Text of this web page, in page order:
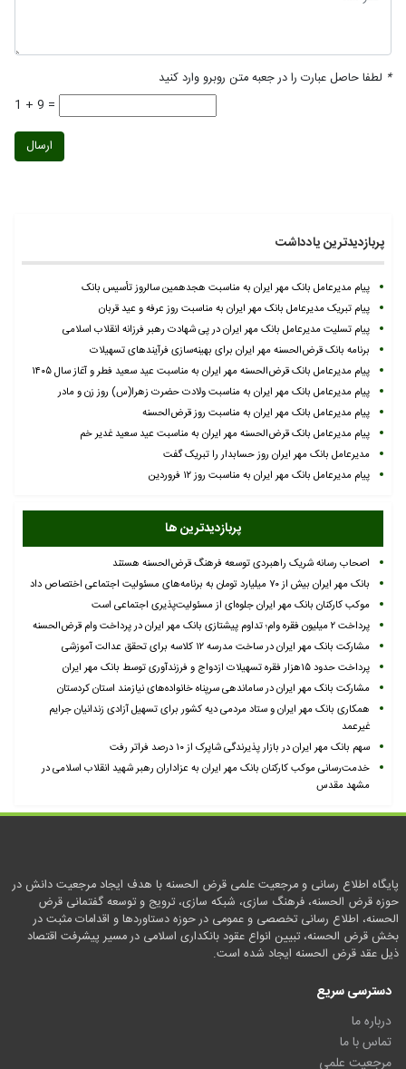
* لطفا حاصل عبارت را در جعبه متن روبرو وارد کنید
1 + 9 =
ارسال
پربازدیدترین یادداشت
پیام مدیرعامل بانک مهر ایران به مناسبت هجدهمین سالروز تأسیس بانک
پیام تبریک مدیرعامل بانک مهر ایران به مناسبت روز عرفه و عید قربان
پیام تسلیت مدیرعامل بانک مهر ایران در پی شهادت رهبر فرزانه انقلاب اسلامی
برنامه بانک قرض‌الحسنه مهر ایران برای بهینه‌سازی فرآیندهای تسهیلات
پیام مدیرعامل بانک قرض‌الحسنه مهر ایران به مناسبت عید سعید فطر و آغاز سال ۱۴۰۵
پیام مدیرعامل بانک مهر ایران به مناسبت ولادت حضرت زهرا(س) روز زن و مادر
پیام مدیرعامل بانک مهر ایران به مناسبت روز قرض‌الحسنه
پیام مدیرعامل بانک قرض‌الحسنه مهر ایران به مناسبت عید سعید غدیر خم
مدیرعامل بانک مهر ایران روز حسابدار را تبریک گفت
پیام مدیرعامل بانک مهر ایران به مناسبت روز ۱۲ فروردین
پربازدیدترین ها
اصحاب رسانه شریک راهبردی توسعه فرهنگ قرض‌الحسنه هستند
بانک مهر ایران بیش از ۷۰ میلیارد تومان به برنامه‌های مسئولیت اجتماعی اختصاص داد
موکب کارکنان بانک مهر ایران جلوه‌ای از مسئولیت‌پذیری اجتماعی است
پرداخت ۲ میلیون فقره وام؛ تداوم پیشتازی بانک مهر ایران در پرداخت وام قرض‌الحسنه
مشارکت بانک مهر ایران در ساخت مدرسه ۱۲ کلاسه برای تحقق عدالت آموزشی
پرداخت حدود ۱۵هزار فقره تسهیلات ازدواج و فرزندآوری توسط بانک مهر ایران
مشارکت بانک مهر ایران در ساماندهی سرپناه خانواده‌های نیازمند استان کردستان
همکاری بانک مهر ایران و ستاد مردمی دیه کشور برای تسهیل آزادی زندانیان جرایم
غیرعمد
سهم بانک مهر ایران در بازار پذیرندگی شاپرک از ۱۰ درصد فراتر رفت
خدمت‌رسانی موکب کارکنان بانک مهر ایران به عزاداران رهبر شهید انقلاب اسلامی در
مشهد مقدس
پایگاه اطلاع رسانی و مرجعیت علمی قرض الحسنه با هدف ایجاد مرجعیت دانش در
حوزه قرض الحسنه، فرهنگ سازی، شبکه سازی، ترویج و توسعه گفتمانی قرض
الحسنه، اطلاع رسانی تخصصی و عمومی در حوزه دستاوردها و اقدامات مثبت در
بخش قرض الحسنه، تبیین انواع عقود بانکداری اسلامی در مسیر پیشرفت اقتصاد
ذیل عقد قرض الحسنه ایجاد شده است.
دسترسی سریع
درباره ما
تماس با ما
مرجعیت علمی